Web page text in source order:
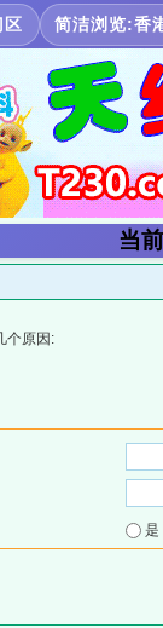
区 简洁浏览:香
当
个原因: